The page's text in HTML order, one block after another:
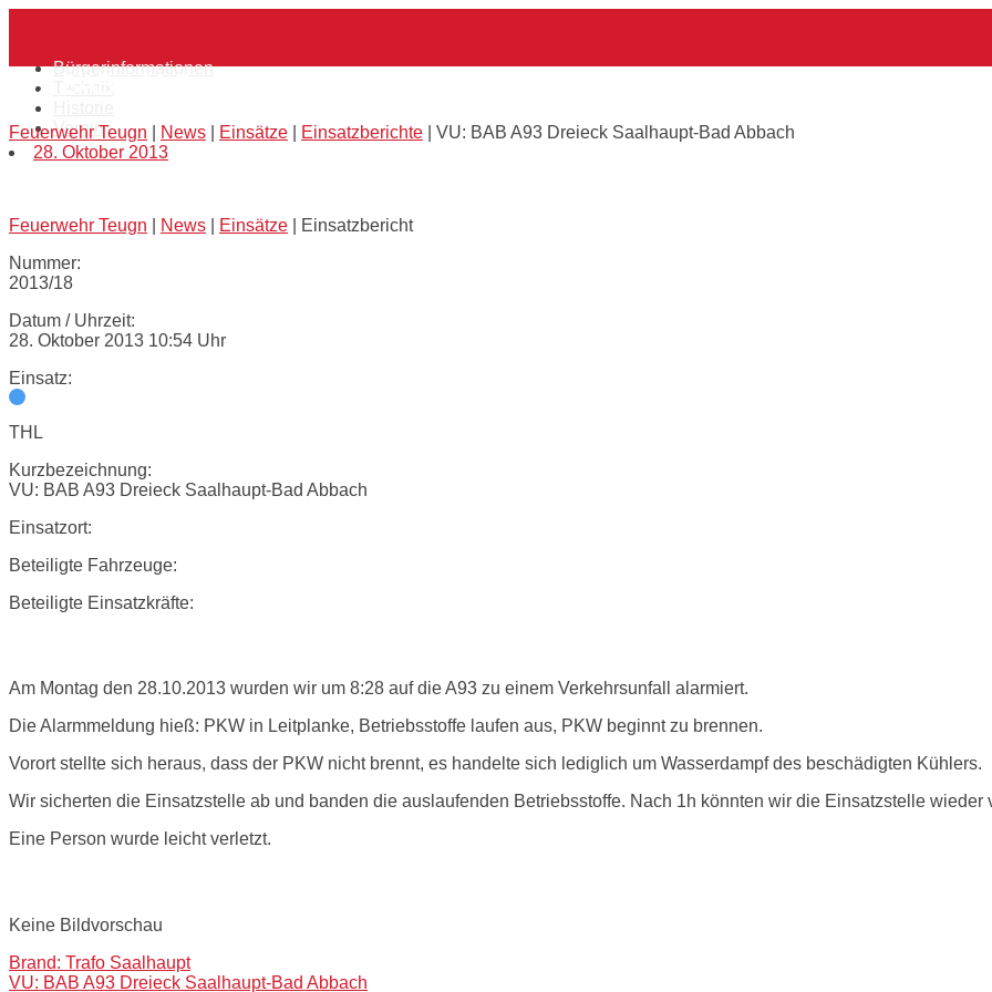
content
Bürgerinformationen
Verein
VU: BAB A93 Dreieck Saalhaupt-Bad Abbach
Feuerwehr Teugn News Einsätze Einsatzberichte
VU: BAB A93 Dreieck Saalhaupt-Bad Abbach
28. Oktober 2013
Feuerwehr Teugn News Einsätze
Einsatzbericht
Nummer:
2013/18
Datum / Uhrzeit:
28. Oktober 2013 10:54 Uhr
Einsatz:
THL
Kurzbezeichnung:
VU: BAB A93 Dreieck Saalhaupt-Bad Abbach
Einsatzort:
Beteiligte Fahrzeuge:
Beteiligte Einsatzkräfte:
Am Montag den 28.10.2013 wurden wir um 8:28 auf die A93 zu einem Verkehrsunfall alarmiert.
Die Alarmmeldung hieß: PKW in Leitplanke, Betriebsstoffe laufen aus, PKW beginnt zu brennen.
Vorort stellte sich heraus, dass der PKW nicht brennt, es handelte sich lediglich um Wasserdampf des beschädigten Kühlers.
Wir sicherten die Einsatzstelle ab und banden die auslaufenden Betriebsstoffe. Nach 1h könnten wir die Einsatzstelle wieder
Eine Person wurde leicht verletzt.
Keine Bildvorschau
Post
Brand: Trafo Saalhaupt
VU: BAB A93 Dreieck Saalhaupt-Bad Abbach